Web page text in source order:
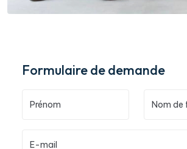
Formulaire de demande